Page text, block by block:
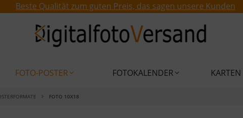
Beste Qualität zum guten Preis, das sagen unsere Kunden
FOTO-POSTER FOTOKALENDER KARTEN
FOTO 10X18